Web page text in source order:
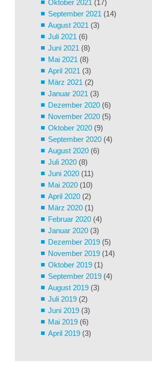
Oktober 2021 (17)
September 2021 (14)
August 2021 (3)
Juli 2021 (6)
Juni 2021 (8)
Mai 2021 (8)
April 2021 (3)
März 2021 (2)
Januar 2021 (3)
Dezember 2020 (6)
November 2020 (5)
Oktober 2020 (9)
September 2020 (4)
August 2020 (6)
Juli 2020 (8)
Juni 2020 (11)
Mai 2020 (10)
April 2020 (2)
März 2020 (1)
Februar 2020 (4)
Januar 2020 (3)
Dezember 2019 (5)
November 2019 (14)
Oktober 2019 (1)
September 2019 (4)
August 2019 (3)
Juli 2019 (2)
Juni 2019 (3)
Mai 2019 (6)
April 2019 (3)